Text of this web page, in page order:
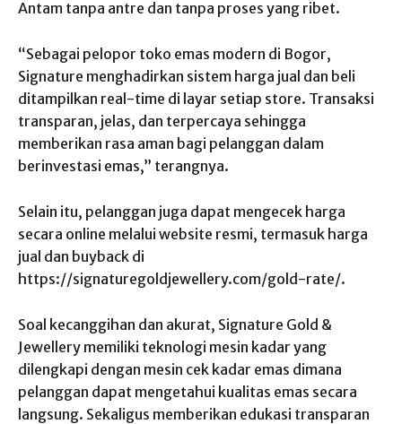
Antam tanpa antre dan tanpa proses yang ribet.
“Sebagai pelopor toko emas modern di Bogor,
Signature menghadirkan sistem harga jual dan beli
ditampilkan real-time di layar setiap store. Transaksi
transparan, jelas, dan terpercaya sehingga
memberikan rasa aman bagi pelanggan dalam
berinvestasi emas,” terangnya.
Selain itu, pelanggan juga dapat mengecek harga
secara online melalui website resmi, termasuk harga
jual dan buyback di
https://signaturegoldjewellery.com/gold-rate/.
Soal kecanggihan dan akurat, Signature Gold &
Jewellery memiliki teknologi mesin kadar yang
dilengkapi dengan mesin cek kadar emas dimana
pelanggan dapat mengetahui kualitas emas secara
langsung. Sekaligus memberikan edukasi transparan